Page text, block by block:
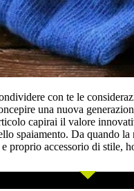
con te le
una nuova
capirai il valore
spaiamento. Da quando la
proprio accessorio di stile,